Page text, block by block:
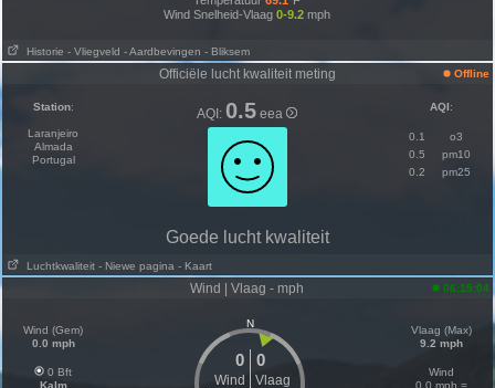
Wind Snelheid-Vlaag 0-9.2 mph
Historie - Vliegveld - Aardbevingen - Bliksem
Officiële lucht kwaliteit meting Offline
Station:
Laranjeiro
Almada
Portugal
AQI: 0.5 eea AQI:
0.1
o3
0.5
pm10
0.2
pm25
Goede lucht kwaliteit
Luchtkwaliteit - Niewe pagina - Kaart
Wind | Vlaag - mph 06:15:04
Wind (Gem)
0.0 mph
0 Bft
Kalm
N
0 0
Wind
Vlaag
Vlaag (Max)
9.2 mph
Wind
0.0 mph =